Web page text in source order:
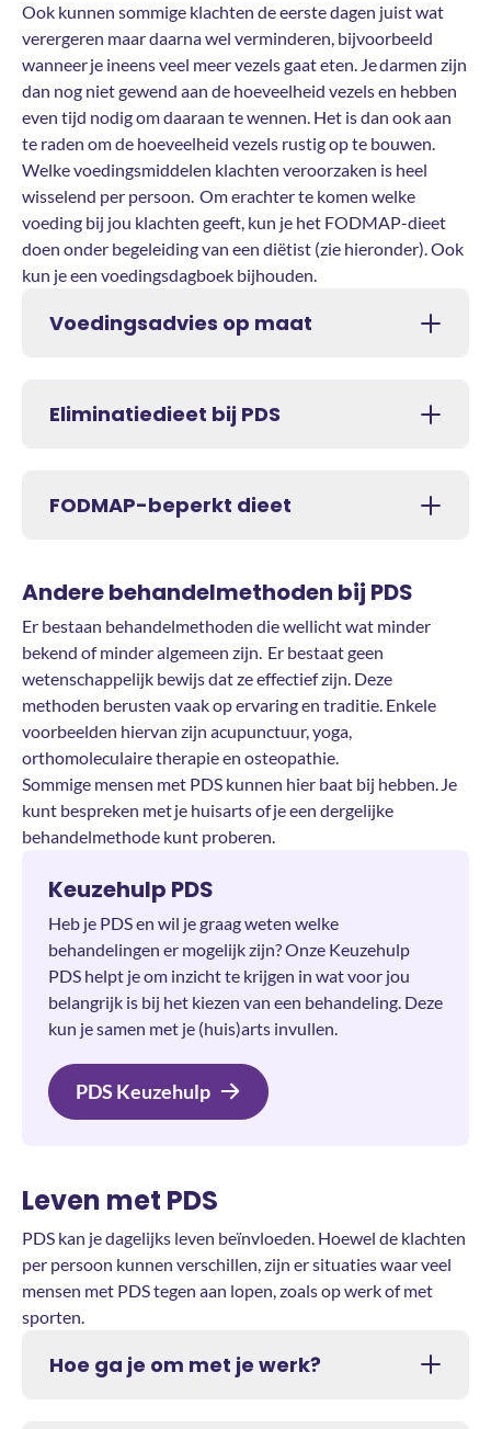
Ook kunnen sommige klachten de eerste dagen juist wat
verergeren maar daarna wel verminderen, bijvoorbeeld
wanneer je ineens veel meer vezels gaat eten. Je darmen zijn
dan nog niet gewend aan de hoeveelheid vezels en hebben
even tijd nodig om daaraan te wennen. Het is dan ook aan
te raden om de hoeveelheid vezels rustig op te bouwen.
Welke voedingsmiddelen klachten veroorzaken is heel
wisselend per persoon. Om erachter te komen welke
voeding bij jou klachten geeft, kun je het FODMAP-dieet
doen onder begeleiding van een diëtist (zie hieronder). Ook
kun je een voedingsdagboek bijhouden.
Voedingsadvies op maat
Eliminatiedieet bij PDS
FODMAP-beperkt dieet
Andere behandelmethoden bij PDS
Er bestaan behandelmethoden die wellicht wat minder
bekend of minder algemeen zijn. Er bestaat geen
wetenschappelijk bewijs dat ze effectief zijn. Deze
methoden berusten vaak op ervaring en traditie. Enkele
voorbeelden hiervan zijn acupunctuur, yoga,
orthomoleculaire therapie en osteopathie.
Sommige mensen met PDS kunnen hier baat bij hebben. Je
kunt bespreken met je huisarts of je een dergelijke
behandelmethode kunt proberen.
Keuzehulp PDS
Heb je PDS en wil je graag weten welke
behandelingen er mogelijk zijn? Onze Keuzehulp
PDS helpt je om inzicht te krijgen in wat voor jou
belangrijk is bij het kiezen van een behandeling. Deze
kun je samen met je (huis)arts invullen.
PDS Keuzehulp
Leven met PDS
PDS kan je dagelijks leven beïnvloeden. Hoewel de klachten
per persoon kunnen verschillen, zijn er situaties waar veel
mensen met PDS tegen aan lopen, zoals op werk of met
sporten.
Hoe ga je om met je werk?